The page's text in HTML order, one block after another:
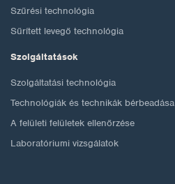
Szűrési technológia
Sűrített levegő technológia
Szolgáltatások
Szolgáltatási technológia
Technológiák és technikák bérbeadása
A felületi felületek ellenőrzése
Laboratóriumi vizsgálatok